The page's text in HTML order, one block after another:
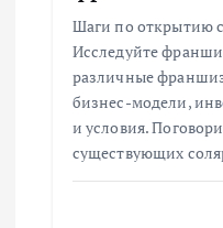
Шаги по открытию
Исследуйте
различные
бизнес-модели,
и условия.
существующих